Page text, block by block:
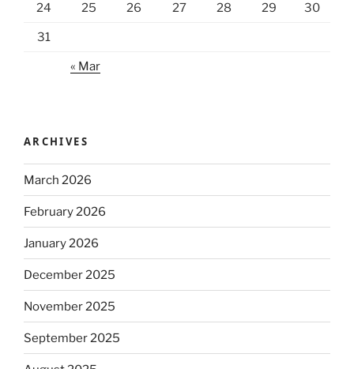
24 25 26 27 28 29 30
31
« Mar
ARCHIVES
March 2026
February 2026
January 2026
December 2025
November 2025
September 2025